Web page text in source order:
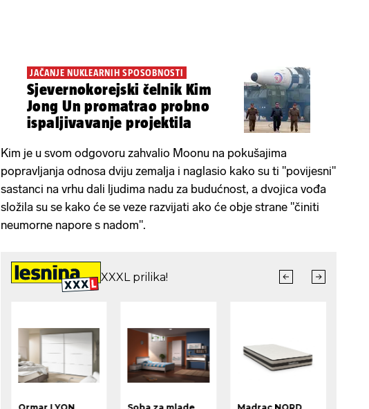
JAČANJE NUKLEARNIH SPOSOBNOSTI
Sjevernokorejski čelnik Kim
Jong Un promatrao probno
ispaljivavanje projektila
Kim je u svom odgovoru zahvalio Moonu na pokušajima
popravljanja odnosa dviju zemalja i naglasio kako su ti "povijesni"
sastanci na vrhu dali ljudima nadu za budućnost, a dvojica vođa
složila su se kako će se veze razvijati ako će obje strane "činiti
neumorne napore s nadom".